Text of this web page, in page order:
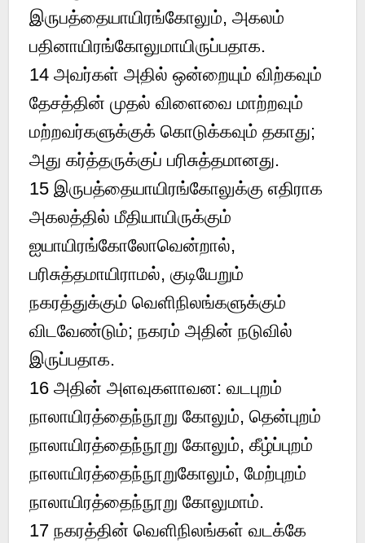
இருபத்தையாயிரங்கோலும், அகலம்
பதினாயிரங்கோலுமாயிருப்பதாக.
14 அவர்கள் அதில் ஒன்றையும் விற்கவும்
தேசத்தின் முதல் விளைவை மாற்றவும்
மற்றவர்களுக்குக் கொடுக்கவும் தகாது;
அது கர்த்தருக்குப் பரிசுத்தமானது.
15 இருபத்தையாயிரங்கோலுக்கு எதிராக
அகலத்தில் மீதியாயிருக்கும்
ஐயாயிரங்கோலோவென்றால்,
பரிசுத்தமாயிராமல், குடியேறும்
நகரத்துக்கும் வெளிநிலங்களுக்கும்
விடவேண்டும்; நகரம் அதின் நடுவில்
இருப்பதாக.
16 அதின் அளவுகளாவன: வடபுறம்
நாலாயிரத்தைந்நூறு கோலும், தென்புறம்
நாலாயிரத்தைந்நூறு கோலும், கீழ்ப்புறம்
நாலாயிரத்தைந்நூறுகோலும், மேற்புறம்
நாலாயிரத்தைந்நூறு கோலுமாம்.
17 நகரத்தின் வெளிநிலங்கள் வடக்கே